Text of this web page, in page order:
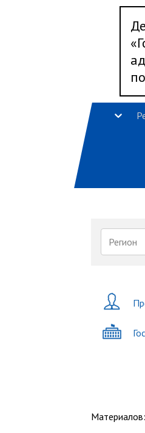
Регион
Материалов: